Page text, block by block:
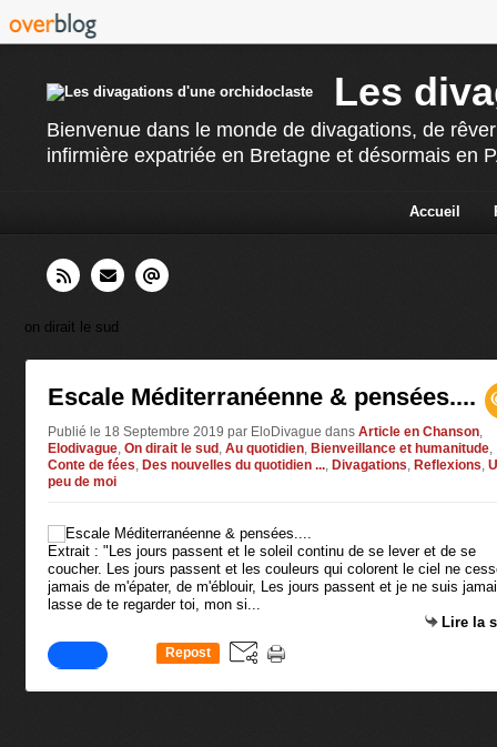
Les
Bienvenue dans le monde de divagations, de
infirmière expatriée en Bretagne et désormais en
Accueil
on dirait le sud
Escale Méditerranéenne & pensées....
Publié le 18 Septembre 2019 par EloDivague dans Article en Chanson,
Elodivague, On dirait le sud , Au quotidien, Bienveillance et humanitude,
Conte de fées, Des nouvelles du quotidien ..., Divagations, Reflexions,
peu de moi
Extrait : "Les jours passent et le soleil continu de se lever et de se
coucher. Les jours passent et les couleurs qui colorent le ciel ne
jamais de m'épater, de m'éblouir, Les jours passent et je ne suis
lasse de te regarder toi, mon si...
Lire la
Repost